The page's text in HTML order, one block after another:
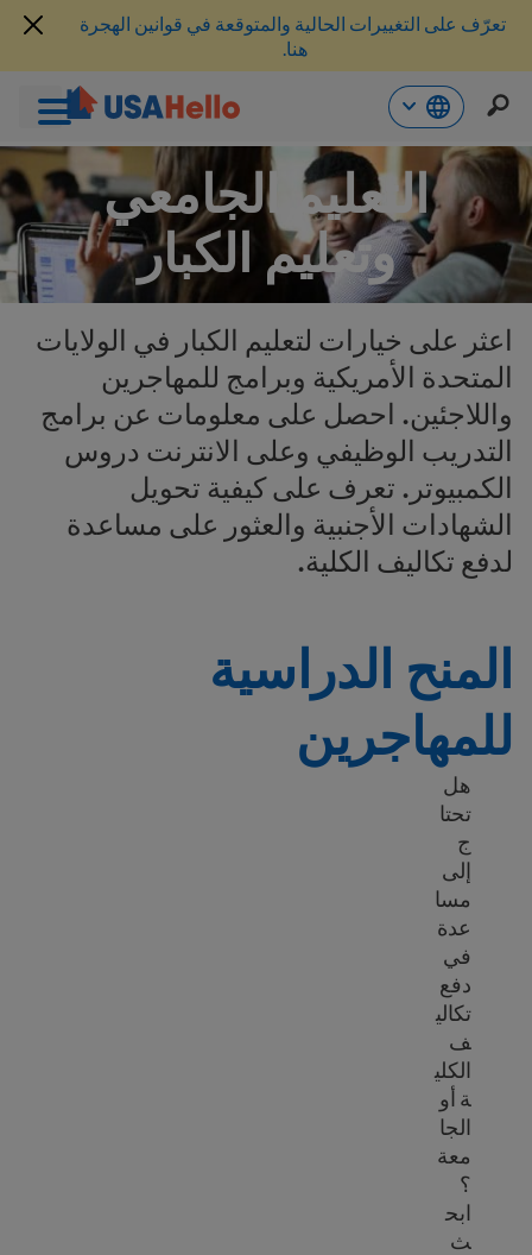
تخطي
إلى
المحتوى
تعرّف على التغييرات الحالية والمتوقعة في قوانين الهجرة
هنا.
التعليم الجامعي
وتعليم الكبار
اعثر على خيارات لتعليم الكبار في الولايات
المتحدة الأمريكية وبرامج للمهاجرين
واللاجئين. احصل على معلومات عن برامج
التدريب الوظيفي وعلى الانترنت دروس
الكمبيوتر. تعرف على كيفية تحويل
الشهادات الأجنبية والعثور على مساعدة
لدفع تكاليف الكلية.
المنح الدراسية
للمهاجرين
هل
تحتا
ج
إلى
مسا
عدة
في
دفع
تكالي
ف
الكلي
ة أو
الجا
معة
؟
ابح
ث